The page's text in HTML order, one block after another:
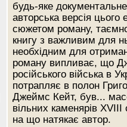
будь-яке
авторська версія цього
сюжетом роману,
книгу з важливим для
необхідним для
роману випливає, що
російського війська в
потрапляє в полон
Джеймс Кейт, був...
вільних каменярів
на що натякає автор.